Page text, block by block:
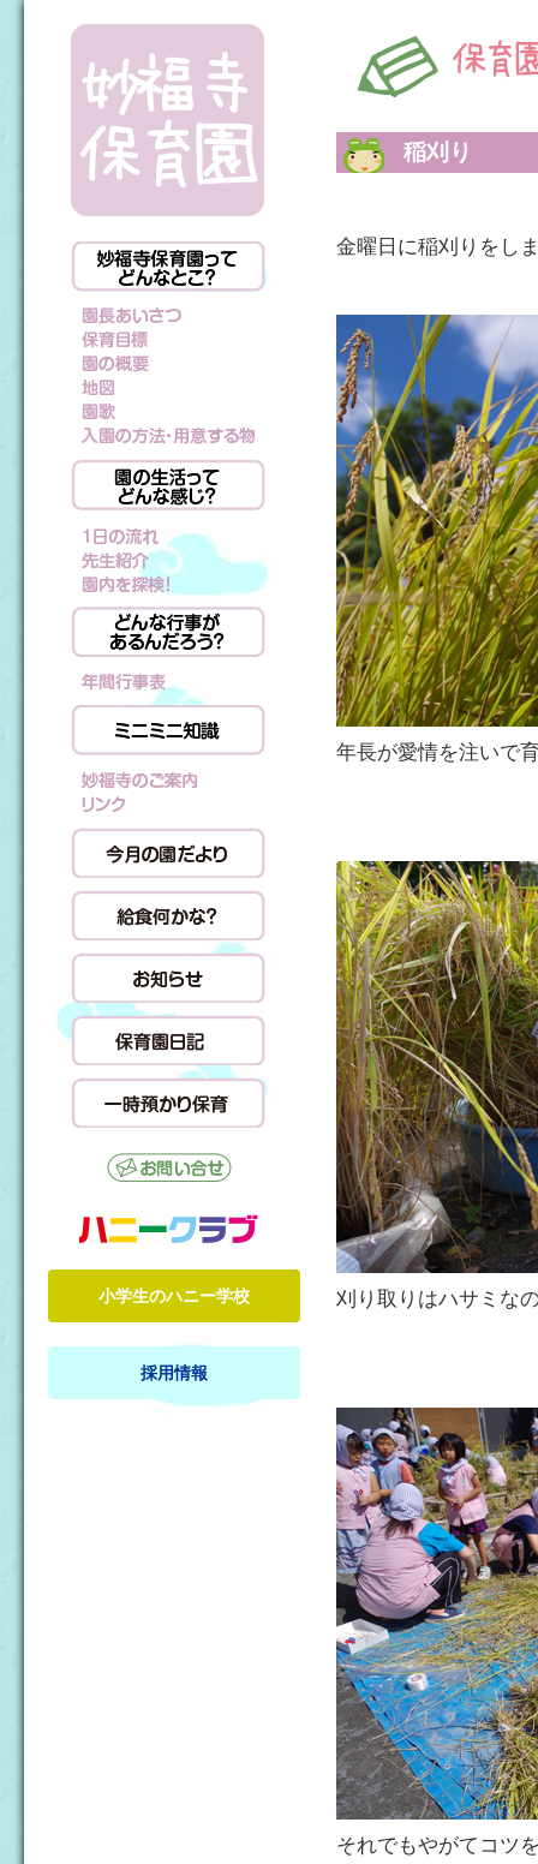
小学生のハニー学校
採用情報
稲刈り
金曜日に稲刈りをし
年長が愛情を注いで
刈り取りはハサミな
それでもやがてコツ